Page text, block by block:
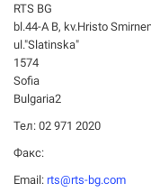
RTS BG
bl.44-А В, kv.Hristo
ul."Slatinska"
1574
Sofia
Bulgaria2
Тел: 02 971 2020
Факс:
Email: rts@rts-bg.com